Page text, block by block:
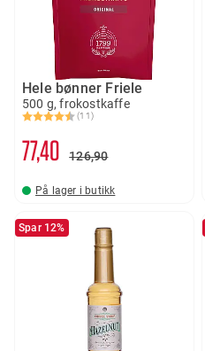
Hele bønner Friele
500 g, frokostkaffe
Karakter:
(11)
4.9 av 5 mulige
7740 126 90
På lager i butikk
Spar 12%